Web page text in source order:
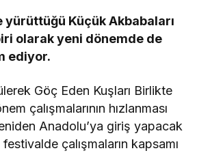
yürüttüğü Küçük Akbabaları
olarak yeni dönemde de
ediyor.
Göç Eden Kuşları Birlikte
çalışmalarının hızlanması
Anadolu’ya giriş yapacak
çalışmaların kapsamı
Derince’de 120 yataklı
sağlık tesisi inşa ediliyor